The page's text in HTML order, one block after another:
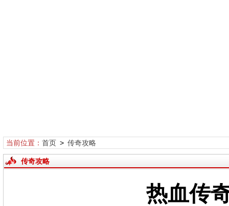
当前位置： 首页> 传奇攻略
传奇攻略
热血传